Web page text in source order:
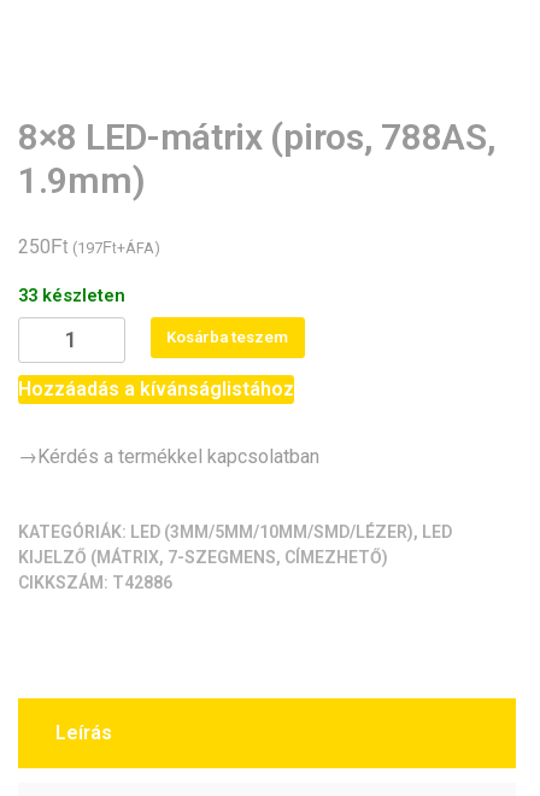
8×8 LED-mátrix (piros, 788AS,
1.9mm)
250Ft (197Ft+ÁFA)
33 készleten
LED-
mátrix
788AS,
Kosárba teszem
Hozzáadás a kívánságlistához
→Kérdés a termékkel kapcsolatban
KATEGÓRIÁK: LED (3MM/5MM/10MM/SMD/LÉZER), LED
KIJELZŐ (MÁTRIX, 7-SZEGMENS, CÍMEZHETŐ)
CIKKSZÁM: T42886
Leírás